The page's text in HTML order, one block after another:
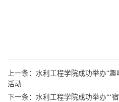
上一条： 水利工程学院成功举办“
活动
下一条： 水利工程学院成功举办“‘